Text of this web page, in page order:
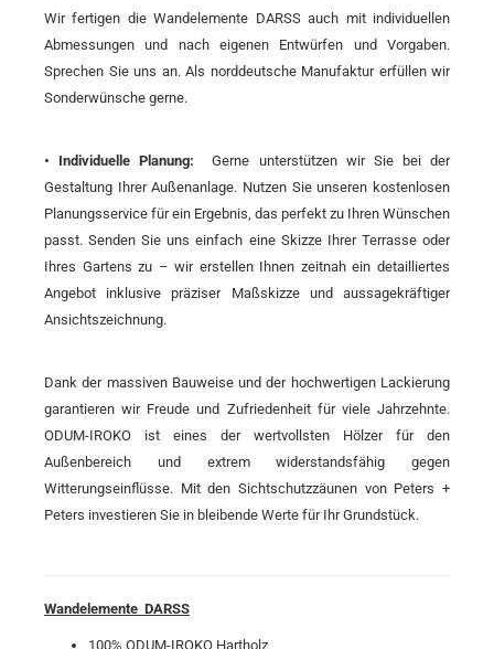
Wir fertigen die Wandelemente DARSS auch mit individuellen
Abmessungen und nach eigenen Entwürfen und Vorgaben.
Sprechen Sie uns an. Als norddeutsche Manufaktur erfüllen wir
Sonderwünsche gerne.
• Individuelle Planung:
Gerne unterstützen wir Sie bei der
Gestaltung Ihrer Außenanlage. Nutzen Sie unseren kostenlosen
Planungsservice für ein Ergebnis, das perfekt zu Ihren Wünschen
passt. Senden Sie uns einfach eine Skizze Ihrer Terrasse oder
Ihres Gartens zu – wir erstellen Ihnen zeitnah ein detailliertes
Angebot inklusive präziser Maßskizze und aussagekräftiger
Ansichtszeichnung.
Dank der massiven Bauweise und der hochwertigen Lackierung
garantieren wir Freude und Zufriedenheit für viele Jahrzehnte.
ODUM-IROKO ist eines der wertvollsten Hölzer für den
Außenbereich und extrem widerstandsfähig gegen
Witterungseinflüsse. Mit den Sichtschutzzäunen von Peters +
Peters investieren Sie in bleibende Werte für Ihr Grundstück.
Wandelemente DARSS
100% ODUM-IROKO Hartholz